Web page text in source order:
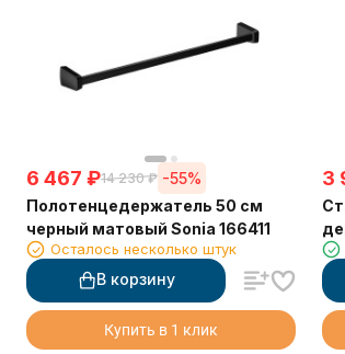
6 467 ₽14 230 ₽ -55%
Полотенцедержатель 50 см
черный матовый Sonia 166411
Осталось несколько штук
В корзину
Купить в 1 клик
3